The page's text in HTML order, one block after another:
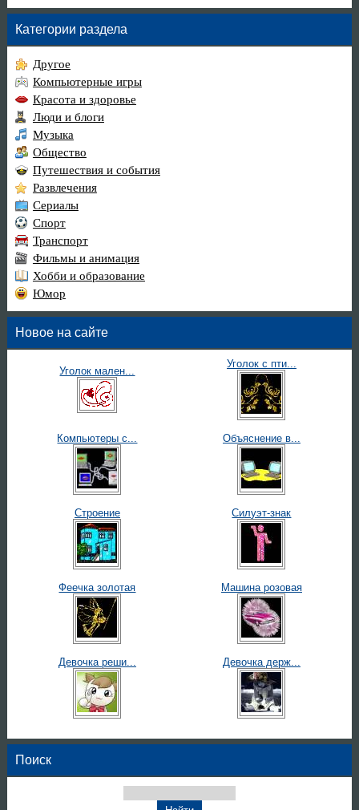
Категории раздела
Другое
Компьютерные игры
Красота и здоровье
Люди и блоги
Музыка
Общество
Путешествия и события
Развлечения
Сериалы
Спорт
Транспорт
Фильмы и анимация
Хобби и образование
Юмор
Новое на сайте
Уголок мален...
Уголок с пти...
Компьютеры с... Объяснение в...
Строение Силуэт-знак
Феечка золотая Машина розовая
Девочка реши... Девочка держ...
Поиск